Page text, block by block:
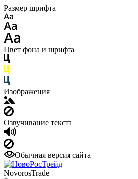
Размер шрифта
Цвет фона и шрифта
Изображения
Озвучивание текста
Обычная версия сайта
NovorosTrade